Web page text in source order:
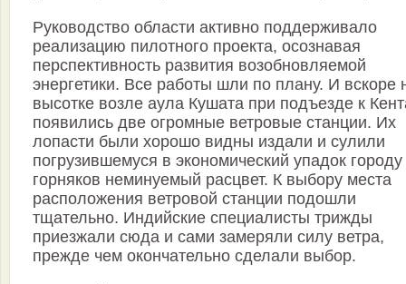
Руководство области активно поддерживало
реализацию пилотного проекта, осознавая
перспективность развития возобновляемой
энергетики. Все работы шли по плану. И вскоре
высотке возле аула Кушата при подъезде к
появились две огромные ветровые станции. Их
лопасти были хорошо видны издали и сулили
погрузившемуся в экономический упадок городу
горняков неминуемый расцвет. К выбору места
расположения ветровой станции подошли
тщательно. Индийские специалисты трижды
приезжали сюда и сами замеряли силу ветра,
прежде чем окончательно сделали выбор.